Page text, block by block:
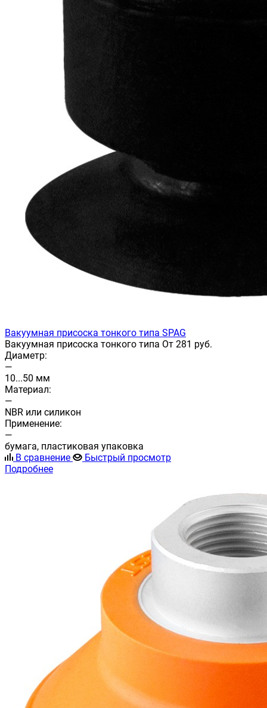
Вакуумная присоска тонкого типа SPAG
Вакуумная присоска тонкого типа От 281 руб.
Диаметр:
—
10...50 мм
Материал:
—
NBR или силикон
Применение:
—
бумага, пластиковая упаковка
В сравнение
Быстрый просмотр
Подробнее